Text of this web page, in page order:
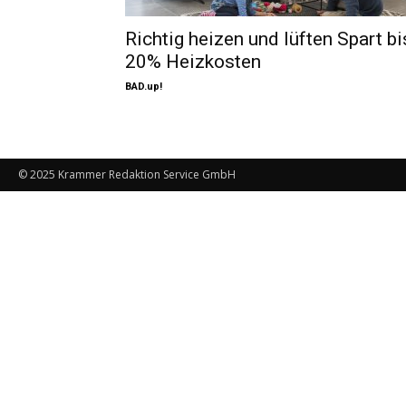
Richtig heizen und lüften Spart
20% Heizkosten
BAD.up!
© 2025 Krammer Redaktion Service GmbH